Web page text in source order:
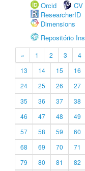
Orcid
CV
ResearcherID
Dimensions
Repositório
« 1 2 3 4
13
14 15 16
24
25 26 27
35
36 37 38
46
47 48 49
57
58 59 60
68
69 70 71
79
80 81 82